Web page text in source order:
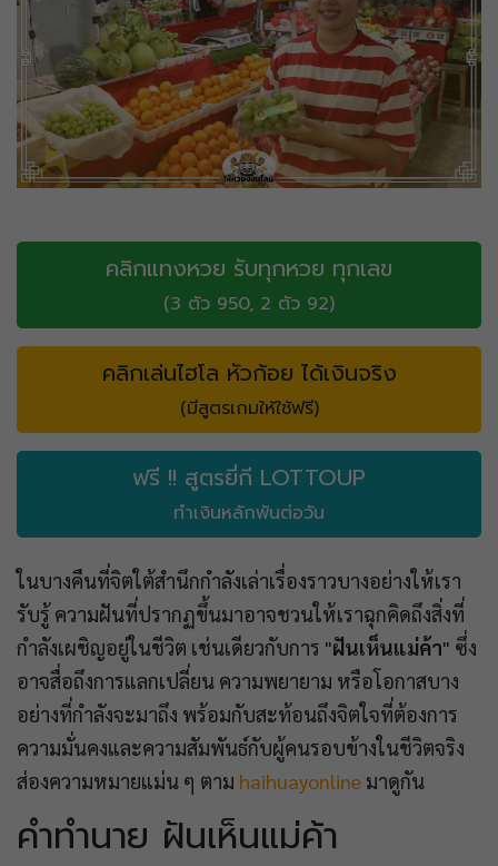
คลิกแทงหวย รับทุกหวย ทุกเลข
(3 ตัว 950, 2 ตัว 92)
คลิกเล่นไฮโล หัวก้อย ได้เงินจริง
(มีสูตรเกมให้ใช้ฟรี)
ฟรี !! สูตรยี่กี LOTTOUP
ทำเงินหลักพันต่อวัน
ในบางคืนที่จิตใต้สำนึกกำลังเล่าเรื่องราวบางอย่างให้เรา
รับรู้ ความฝันที่ปรากฏขึ้นมาอาจชวนให้เราฉุกคิดถึงสิ่งที่
กำลังเผชิญอยู่ในชีวิต เช่นเดียวกับการ "ฝันเห็นแม่ค้า" ซึ่ง
อาจสื่อถึงการแลกเปลี่ยน ความพยายาม หรือโอกาสบาง
อย่างที่กำลังจะมาถึง พร้อมกับสะท้อนถึงจิตใจที่ต้องการ
ความมั่นคงและความสัมพันธ์กับผู้คนรอบข้างในชีวิตจริง
ส่องความหมายแม่น ๆ ตาม haihuayonline มาดูกัน
คำทำนาย ฝันเห็นแม่ค้า